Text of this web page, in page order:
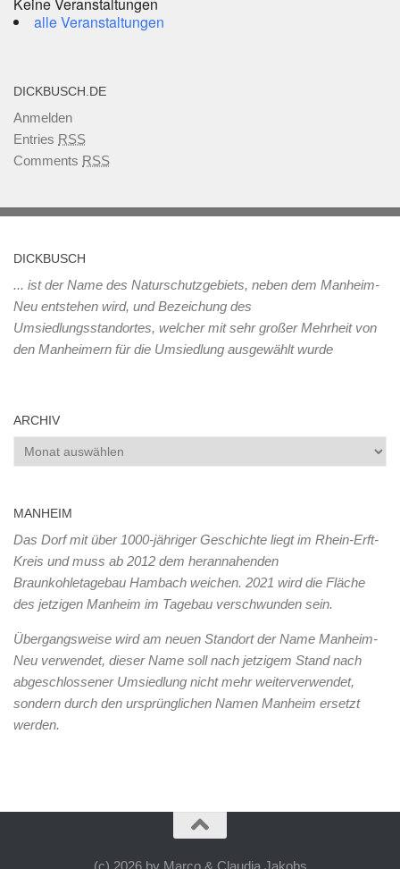
alle Veranstaltungen
DICKBUSCH.DE
Anmelden
Entries RSS
Comments RSS
DICKBUSCH
... ist der Name des Naturschutzgebiets, neben dem Manheim-
Neu entstehen wird, und Bezeichung des
Umsiedlungsstandortes, welcher mit sehr großer Mehrheit von
den Manheimern für die Umsiedlung ausgewählt wurde
ARCHIV
Archiv
MANHEIM
Das Dorf mit über 1000-jähriger Geschichte liegt im Rhein-Erft-
Kreis und muss ab 2012 dem herannahenden
Braunkohletagebau Hambach weichen. 2021 wird die Fläche
des jetzigen Manheim im Tagebau verschwunden sein.
Übergangsweise wird am neuen Standort der Name Manheim-
Neu verwendet, dieser Name soll nach jetzigem Stand nach
abgeschlossener Umsiedlung nicht mehr weiterverwendet,
sondern durch den ursprünglichen Namen Manheim ersetzt
werden.
(c) 2026 by Marco & Claudia Jakobs